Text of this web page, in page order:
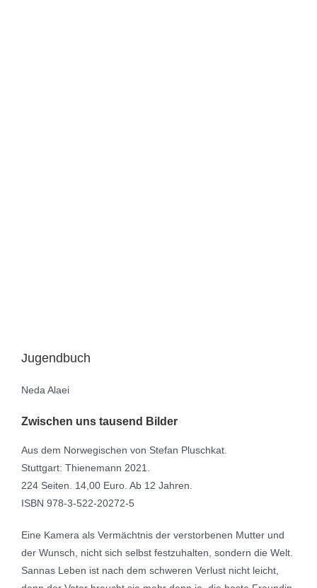
Jugendbuch
Neda Alaei
Zwischen uns tausend Bilder
Aus dem Norwegischen von Stefan Pluschkat.
Stuttgart: Thienemann 2021.
224 Seiten. 14,00 Euro. Ab 12 Jahren.
ISBN 978-3-522-20272-5
Eine Kamera als Vermächtnis der verstorbenen Mutter und
der Wunsch, nicht sich selbst festzuhalten, sondern die Welt.
Sannas Leben ist nach dem schweren Verlust nicht leicht,